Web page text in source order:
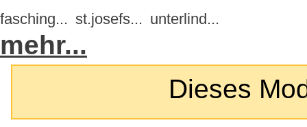
fasching... st.josefs... unterlind...
mehr...
Dieses